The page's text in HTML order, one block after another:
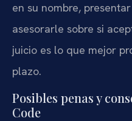
en su nombre,
asesorarle sobre si
juicio es lo que mejor
plazo.
Posibles penas y
Code